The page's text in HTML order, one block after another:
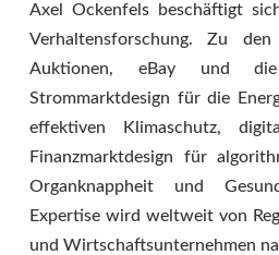
Axel Ockenfels beschäftigt
Verhaltensforschung. Zu den
Auktionen, eBay und die
Strommarktdesign für die
effektiven Klimaschutz,
Finanzmarktdesign für
Organknappheit und
Expertise wird weltweit von
und Wirtschaftsunternehmen